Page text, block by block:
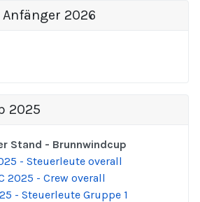
2026
2025
Stand - Brunnwindcup
- Steuerleute overall
2025 - Crew overall
- Steuerleute Gruppe 1